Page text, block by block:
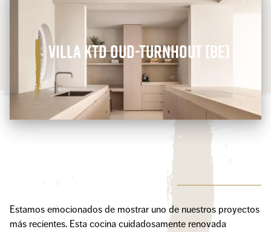
Villa KTD Oud-Turnhout (BE)
Estamos emocionados de mostrar uno de nuestros proyectos
más recientes. Esta cocina cuidadosamente renovada